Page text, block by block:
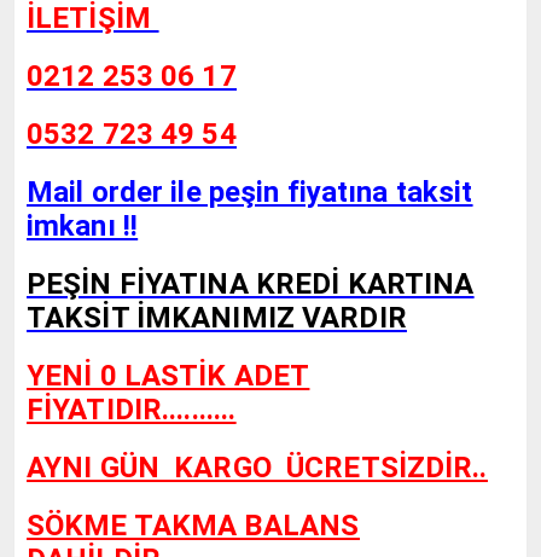
İLETİŞİM
0212 253 06 17
0532 723 49 54
Mail order ile peşin fiyatına taksit
imkanı !!
PEŞİN FİYATINA KREDİ KARTINA
TAKSİT İMKANIMIZ VARDIR
YENİ 0 LASTİK ADET
FİYATIDIR..........
AYNI GÜN KARGO ÜCRETSİZDİR..
SÖKME TAKMA BALANS